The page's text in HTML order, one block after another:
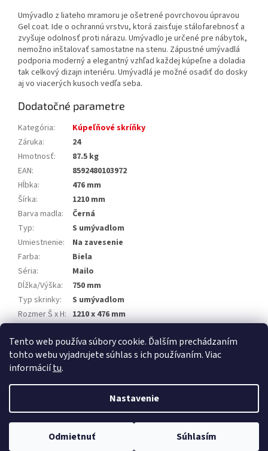
Tento web používa súbory cookie. Ďalším prechádzaním
tohto webu vyjadrujete súhlas s ich používaním. Viac
informáciítu.
Nastavenie
Odmietnuť Súhlasím
Umývadlo z liateho mramoru je ošetrené povrchovou úpravou
Gel coat. Ide o ochrannú vrstvu, ktorá zaisťuje stálofarebnosť a
zvyšuje odolnosť proti nárazu. Umývadlo je určené pre nábytok,
nemožno inštalovať samostatne na stenu. Zápustné umývadlá
podporia moderný a elegantný vzhľad každej kúpeľne a doladia
tak celkový dizajn interiéru. Umývadlá je možné osadiť do dosky
aj vo viacerých kusoch vedľa seba.
Dodatočné parametre
Kategória:
Kúpeľňové skríňky
Záruka:
24
Hmotnosť:
87.5 kg
EAN:
8592480103972
Hĺbka:
476 mm
Šírka:
1210 mm
Barva madla:
Černá
Typ:
S umývadlom
Umiestnenie:
Na zavesenie
Farba:
Biela
Séria:
Mailo
Dĺžka/Výška:
750 mm
Typ skrinky:
S umývadlom
Rozmer Š x H: 1210 x 476 mm
EAN: 8592480103972
Vytvoril Shoptet Premium
Copyright 2026 . Všetky práva vyhradené.